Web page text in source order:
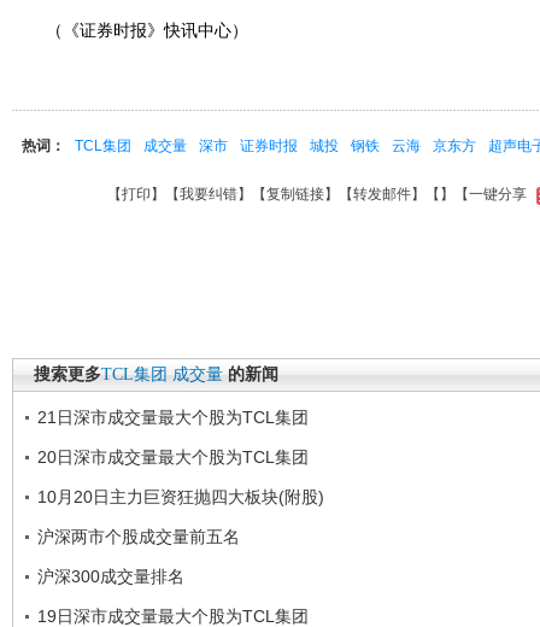
（《证券时报》快讯中心）
热词： TCL集团 成交量 深市 证券时报 城投 钢铁 云海 京东方 超声电
【打印 】【我要纠错】【复制链接】【转发邮件】【 】 【一键分享
搜索更多TCL集团 成交量 的新闻
21日深市成交量最大个股为TCL集团
20日深市成交量最大个股为TCL集团
10月20日主力巨资狂抛四大板块(附股)
沪深两市个股成交量前五名
沪深300成交量排名
19日深市成交量最大个股为TCL集团